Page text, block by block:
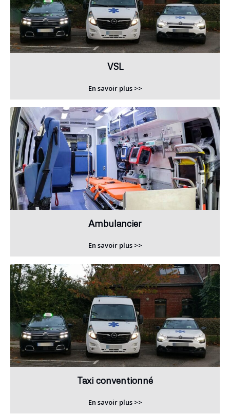
VSL
En savoir plus >>
Ambulancier
En savoir plus >>
Taxi conventionné
En savoir plus >>